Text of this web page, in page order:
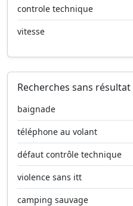
controle technique
vitesse
Recherches sans résultat
baignade
téléphone au volant
défaut contrôle technique
violence sans itt
camping sauvage